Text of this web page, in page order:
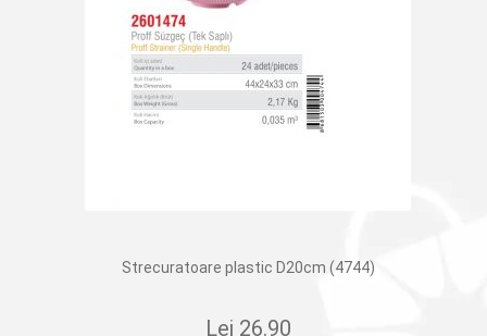
Strecuratoare plastic D20cm (4744)
Lei 26.90